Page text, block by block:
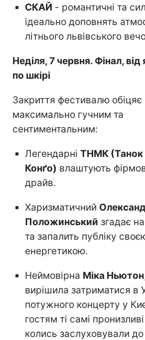
СКАЙ - романтичні та
ідеально доповнять
літнього львівського
Неділя, 7 червня. Фінал,
по шкірі
Закриття фестивалю обіцяє
максимально гучним та
сентиментальним:
Легендарні ТНМК (Танок
Конґо) влаштують
драйв.
Харизматичний
Положинський згадає
та запалить публіку
енергетикою.
Неймовірна Міка Ньютон
вирішила затриматися в
потужного концерту у
гостям ті самі
колись заслуховували до